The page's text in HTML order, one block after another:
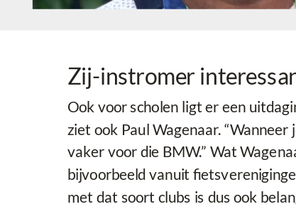
Zij-instromer
Ook voor scholen ligt er een
ziet ook Paul Wagenaar.
vaker voor die BMW.” Wat
bijvoorbeeld vanuit
met dat soort clubs is dus ook